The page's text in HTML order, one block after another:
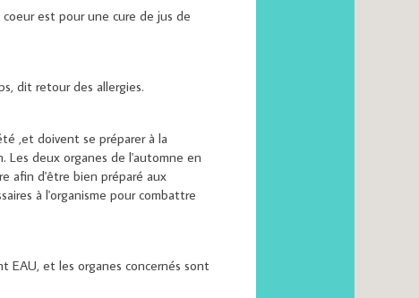
est pour une cure de jus de
dit retour des allergies.
,et doivent se préparer à la
deux organes de l'automne en
afin d'être bien préparé aux
à l'organisme pour combattre
EAU, et les organes concernés sont